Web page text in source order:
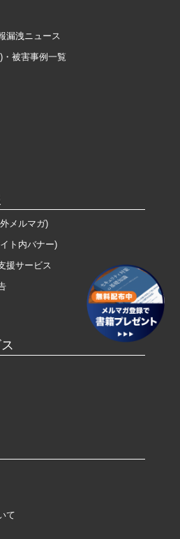
漏洩ニュース
被害事例一覧
メルマガ)
ト内バナー)
援サービス
て